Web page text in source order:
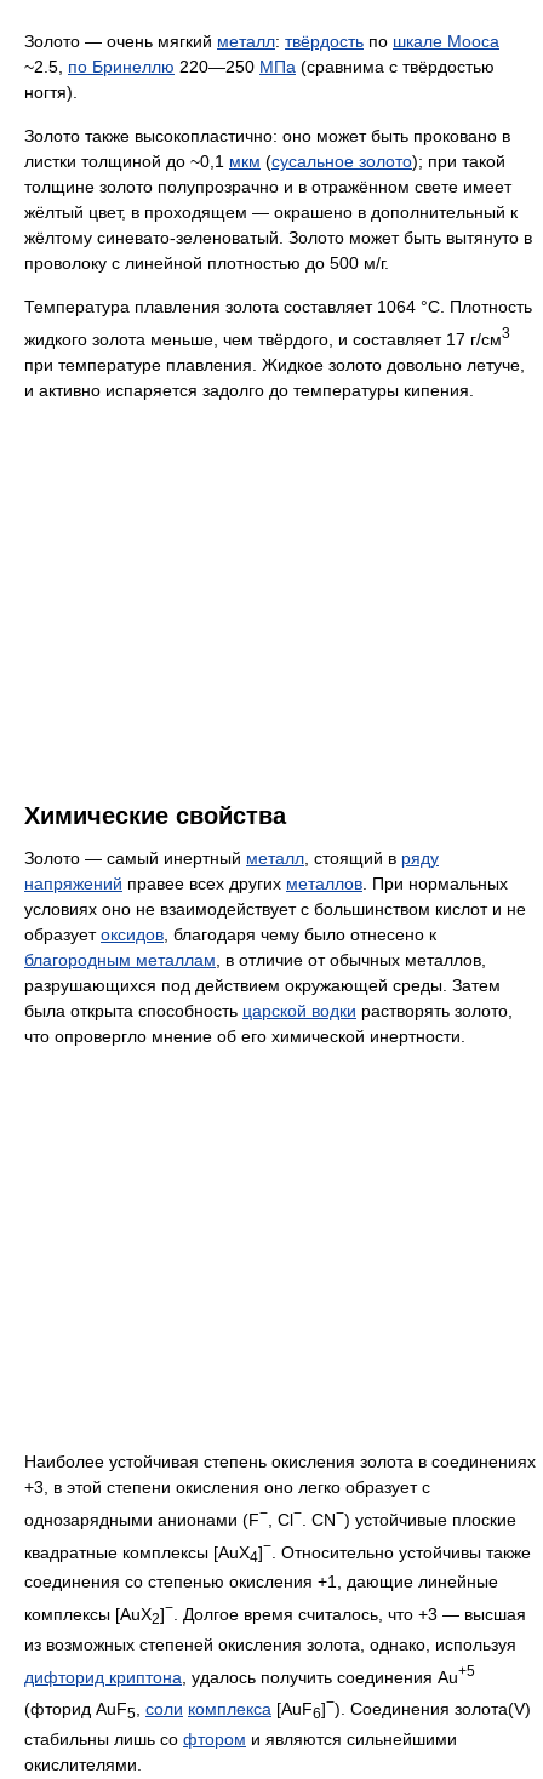
Золото — очень мягкий металл: твёрдость по шкале Мооса
~2.5, по Бринеллю 220—250 МПа (сравнима с твёрдостью
ногтя).
Золото также высокопластично: оно может быть проковано в
листки толщиной до ~0,1 мкм (сусальное золото); при такой
толщине золото полупрозрачно и в отражённом свете имеет
жёлтый цвет, в проходящем — окрашено в дополнительный к
жёлтому синевато-зеленоватый. Золото может быть вытянуто в
проволоку с линейной плотностью до 500 м/г.
Температура плавления золота составляет 1064 °C. Плотность
жидкого золота меньше, чем твёрдого, и составляет 17 г/см3
при температуре плавления. Жидкое золото довольно летуче,
и активно испаряется задолго до температуры кипения.
Химические свойства
Золото — самый инертный металл , стоящий в ряду
напряжений правее всех других металлов . При нормальных
условиях оно не взаимодействует с большинством кислот и не
образуетоксидов , благодаря чему было отнесено к
благородным металлам , в отличие от обычных металлов,
разрушающихся под действием окружающей среды. Затем
была открыта способность царской водки растворять золото,
что опровергло мнение об его химической инертности.
Наиболее устойчивая степень окисления золота в соединениях
+3, в этой степени окисления оно легко образует с
однозарядными анионами (F− , Cl− . CN−) устойчивые плоские
квадратные комплексы [AuX4]−
. Относительно устойчивы также
соединения со степенью окисления +1, дающие линейные
комплексы [AuX2]−
. Долгое время считалось, что +3 — высшая
из возможных степеней окисления золота, однако, используя
дифторид криптона , удалось получить соединения Au+5
(фторид AuF5 соли комплекса [AuF6]−). Соединения золота(V)
стабильны лишь со фтором и являются сильнейшими
окислителями.